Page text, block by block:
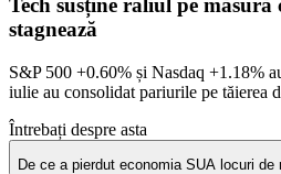
Tech susține raliul pe măsură
stagnează
S&P 500 +0.60% și Nasdaq +1.18%
iulie au consolidat pariurile pe tăierea
Întrebați despre asta
De ce a pierdut economia SUA locuri de